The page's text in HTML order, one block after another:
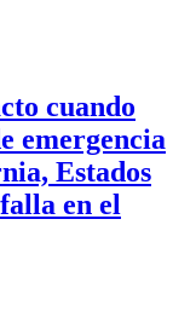
cuando
emergencia
Estados
en el